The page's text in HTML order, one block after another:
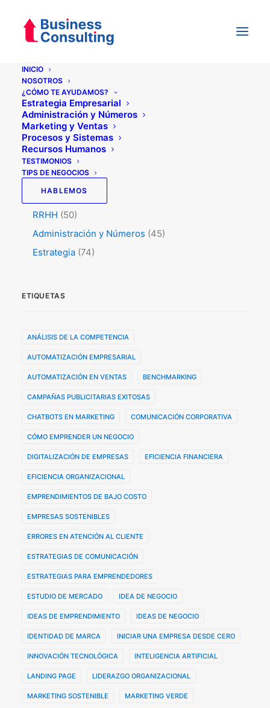
INICIO
NOSOTROS
¿CÓMO TE AYUDAMOS?
Estrategia Empresarial
Administración y Números
Marketing y Ventas
Procesos y Sistemas
Recursos Humanos
TESTIMONIOS
TIPS DE NEGOCIOS
HABLEMOS
Categorías
Testimonios(5)
Tips de Negocios
Marketing y Ventas
Procesos y Sistemas
RRHH (50)
Administración y Números (45)
Estrategia (74)
ETIQUETAS
ANÁLISIS DE LA COMPETENCIA
AUTOMATIZACIÓN EMPRESARIAL
AUTOMATIZACIÓN EN VENTAS BENCHMARKING
CAMPAÑAS PUBLICITARIAS EXITOSAS
CHATBOTS EN MARKETING COMUNICACIÓN CORPORATIVA
CÓMO EMPRENDER UN NEGOCIO
DIGITALIZACIÓN DE EMPRESAS EFICIENCIA FINANCIERA
EFICIENCIA ORGANIZACIONAL
EMPRENDIMIENTOS DE BAJO COSTO
EMPRESAS SOSTENIBLES
ERRORES EN ATENCIÓN AL CLIENTE
ESTRATEGIAS DE COMUNICACIÓN
ESTRATEGIAS PARA EMPRENDEDORES
ESTUDIO DE MERCADO IDEA DE NEGOCIO
IDEAS DE EMPRENDIMIENTO IDEAS DE NEGOCIO
IDENTIDAD DE MARCA INICIAR UNA EMPRESA DESDE CERO
INNOVACIÓN TECNOLÓGICA INTELIGENCIA ARTIFICIAL
LANDING PAGE LIDERAZGO ORGANIZACIONAL
MARKETING SOSTENIBLE MARKETING VERDE